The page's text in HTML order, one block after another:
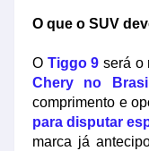
O que o SUV
O Tiggo 9 será o
Chery no Brasil
comprimento e
para disputar
marca já